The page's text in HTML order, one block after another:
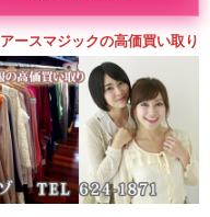
アースマジックの高価買い取り